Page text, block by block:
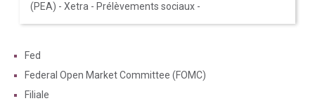
(PEA) - Xetra - Prélèvements sociaux-
Fed
Federal Open Market Committee (FOMC)
Filiale